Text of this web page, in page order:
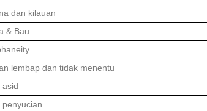
dan kilauan
& Bau
lembap dan tidak menentu
asid
penyucian